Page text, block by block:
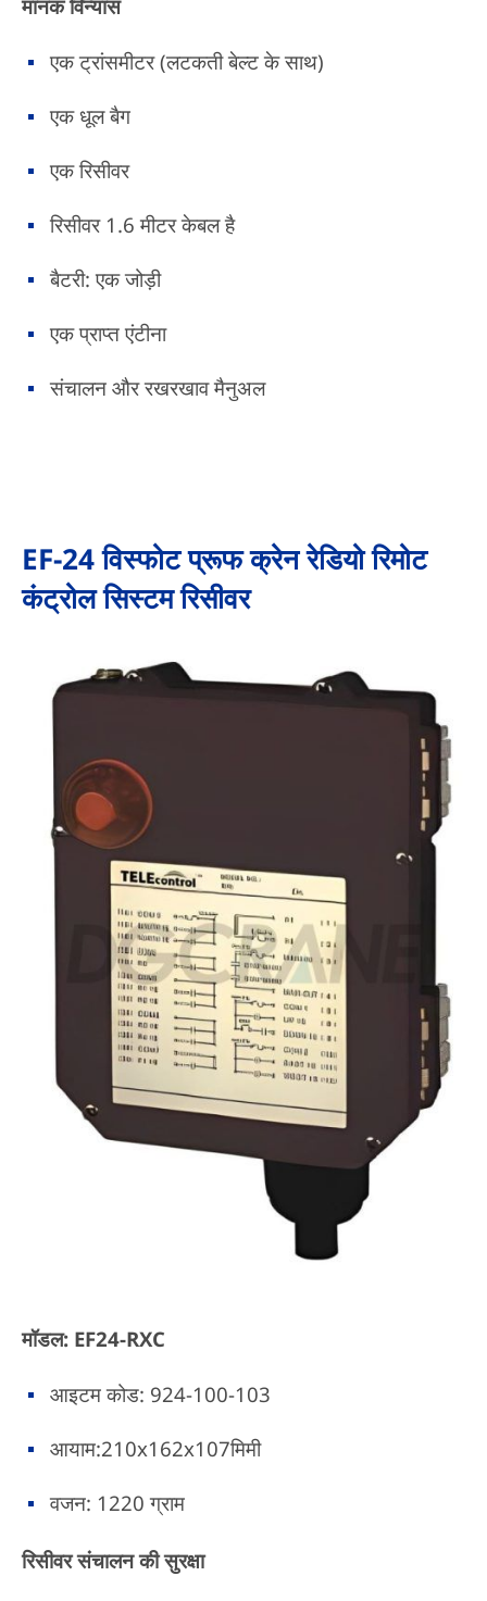
मानक विन्यास
एक ट्रांसमीटर (लटकती बेल्ट के साथ)
एक धूल बैग
एक रिसीवर
रिसीवर 1.6 मीटर केबल है
बैटरी: एक जोड़ी
एक प्राप्त एंटीना
संचालन और रखरखाव मैनुअल
EF-24 विस्फोट प्रूफ क्रेन रेडियो रिमोट
कंट्रोल सिस्टम रिसीवर
मॉडल: EF24-RXC
आइटम कोड: 924-100-103
आयाम:210x162x107मिमी
वजन: 1220 ग्राम
रिसीवर संचालन की सुरक्षा